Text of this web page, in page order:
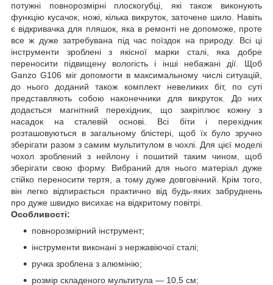
потужні повнорозмірні плоскогубці, які також виконують
функцію кусачок, ножі, кілька викруток, заточене шило. Навіть
є відкривачка для пляшок, яка в ремонті не допоможе, проте
все ж дуже затребувана під час поїздок на природу. Всі ці
інструменти зроблені з якісної марки сталі, яка добре
переносити підвищену вологість і інші небажані дії. Щоб
Ganzo G106 міг допомогти в максимальному числі ситуацій,
до нього доданий також комплект невеликих біт, по суті
представляють собою наконечники для викруток. До них
додається магнітний перехідник, що закріплює кожну з
насадок на сталевій основі. Всі біти і перехідник
розташовуються в загальному блістері, щоб їх було зручно
зберігати разом з самим мультитулом в чохлі. Для цієї моделі
чохол зроблений з нейлону і пошитий таким чином, щоб
зберігати свою форму. Вибраний для нього матеріал дуже
стійко переносити тертя, а тому дуже довговічний. Крім того,
він легко відпирається практично від будь-яких забруднень
про дуже швидко висихає на відкритому повітрі.
Особливості:
повнорозмірний інструмент;
інструменти виконані з нержавіючої сталі;
ручка зроблена з алюмінію;
розмір складеного мультитула — 10,5 см;